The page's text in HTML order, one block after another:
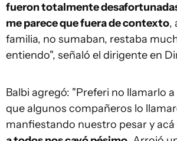
fueron totalmente
me parece que fuera de contexto,
familia, no sumaban, restaba
entiendo", señaló el dirigente en
Balbi agregó: "Preferi no llamarlo
que algunos compañeros lo
manfiestando nuestro pesar y